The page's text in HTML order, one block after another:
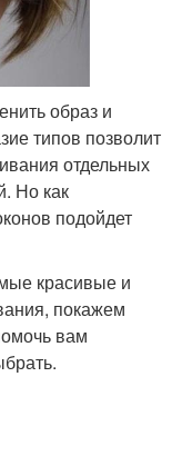
образ и
типов позволит
отдельных
Но как
подойдет
красивые и
покажем
вам